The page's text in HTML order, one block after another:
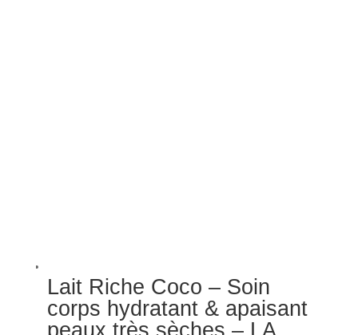
Lait Riche Coco – Soin
corps hydratant & apaisant